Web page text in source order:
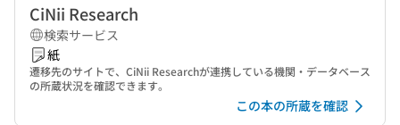
CiNii Research
検索サービス
紙
遷移先のサイトで、CiNii Researchが連携している機関・データベース
の所蔵状況を確認できます。
この本の所蔵を確認